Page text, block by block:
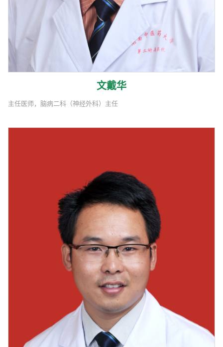
文戴华
主任医师，脑病二科（神经外科）主任